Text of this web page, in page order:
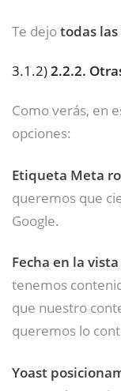
Te dejotodas
3.1.2)2.2.2.
Como verás, en
opciones:
Etiqueta Meta
queremos que
Google.
Fecha en la
tenemos
que nuestro
queremos lo
Yoast